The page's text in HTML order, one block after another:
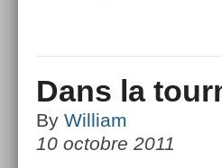
Dans la
By William
10 octobre 2011